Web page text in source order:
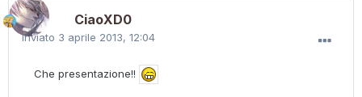
CiaoXD0
Inviato 3 aprile 2013, 12:04
Che presentazione!!